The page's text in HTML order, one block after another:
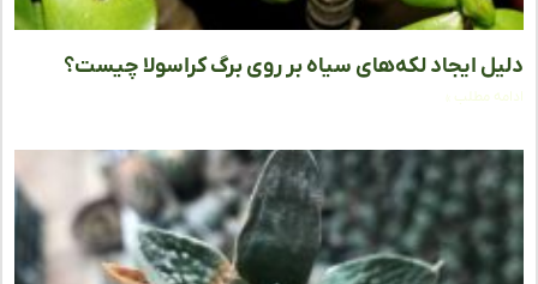
ایجاد لکه‌های سیاه بر روی برگ کراسولا چیست؟
مطلب »